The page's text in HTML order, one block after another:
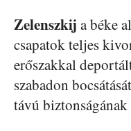
Zelenszkij a béke
csapatok teljes
erőszakkal
szabadon
távú